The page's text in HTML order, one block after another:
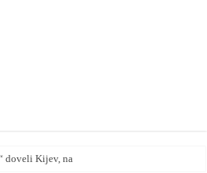
Kijev, na kolena — mape su otkriven